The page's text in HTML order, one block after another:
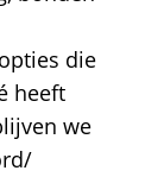
die
heeft
we